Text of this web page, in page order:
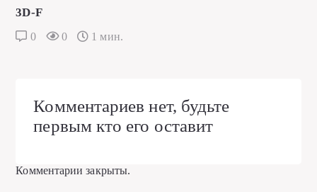
3D-F
0 0 1 мин.
Комментариев нет, будьте
первым кто его оставит
Комментарии закрыты.